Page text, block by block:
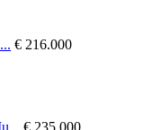
€ 216.000